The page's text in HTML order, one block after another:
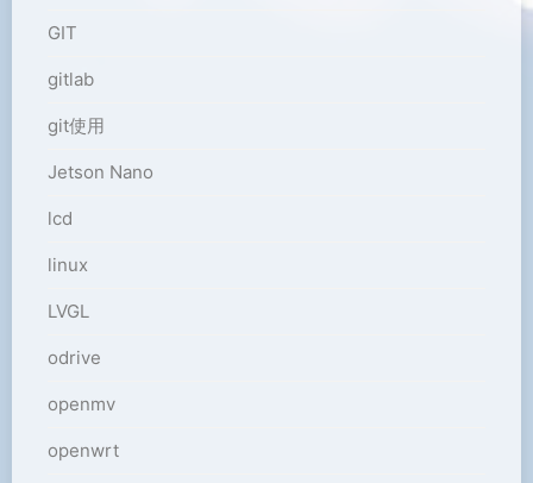
GIT
gitlab
git使用
Jetson Nano
lcd
linux
LVGL
odrive
openmv
openwrt